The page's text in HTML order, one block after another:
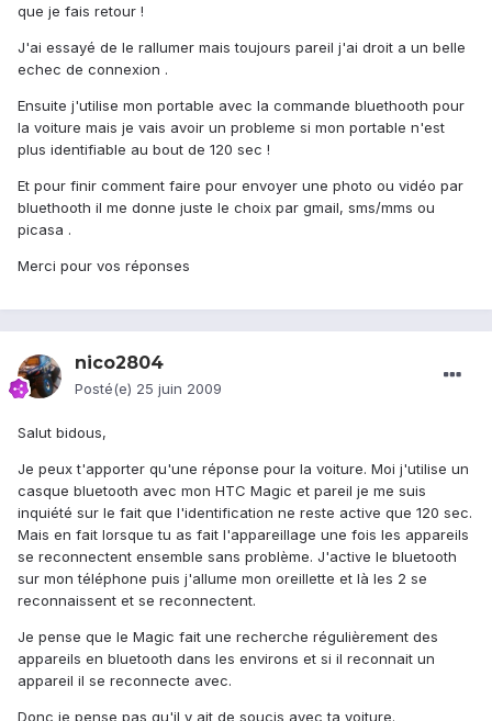
que je fais retour !
J'ai essayé de le rallumer mais toujours pareil j'ai droit a un belle
echec de connexion .
Ensuite j'utilise mon portable avec la commande bluethooth pour
la voiture mais je vais avoir un probleme si mon portable n'est
plus identifiable au bout de 120 sec !
Et pour finir comment faire pour envoyer une photo ou vidéo par
bluethooth il me donne juste le choix par gmail, sms/mms ou
picasa .
Merci pour vos réponses
nico2804
Posté(e) 25 juin 2009
Salut bidous,
Je peux t'apporter qu'une réponse pour la voiture. Moi j'utilise un
casque bluetooth avec mon HTC Magic et pareil je me suis
inquiété sur le fait que l'identification ne reste active que 120 sec.
Mais en fait lorsque tu as fait l'appareillage une fois les appareils
se reconnectent ensemble sans problème. J'active le bluetooth
sur mon téléphone puis j'allume mon oreillette et là les 2 se
reconnaissent et se reconnectent.
Je pense que le Magic fait une recherche régulièrement des
appareils en bluetooth dans les environs et si il reconnait un
appareil il se reconnecte avec.
Donc je pense pas qu'il y ait de soucis avec ta voiture.